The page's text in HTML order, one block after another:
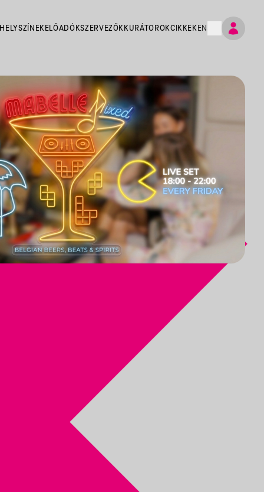
HELYSZÍNEK ELŐADÓKSZERVEZŐK KURÁTOROKCIKKEK EN